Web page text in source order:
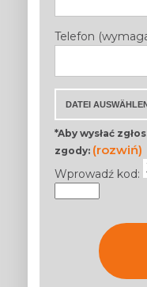
Telefon
*Aby wysłać
zgody: (rozwiń)
Wprowadź kod: